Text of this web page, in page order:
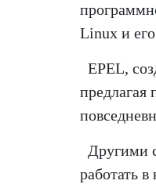
Linux и
EPEL,
предлагая
Другими
работать